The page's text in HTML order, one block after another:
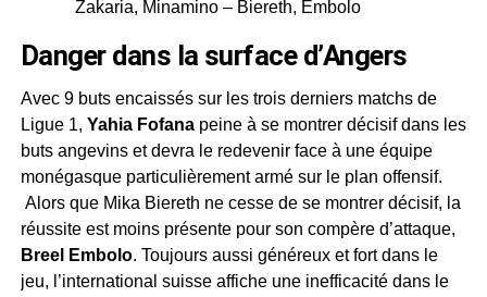
Zakaria, Minamino – Biereth, Embolo
Danger dans la surface d’Angers
Avec 9 buts encaissés sur les trois derniers matchs de
Ligue 1, Yahia Fofanapeine à se montrer décisif dans les
buts angevins et devra le redevenir face à une équipe
monégasque particulièrement armé sur le plan offensif.
Alors que Mika Biereth ne cesse de se montrer décisif, la
réussite est moins présente pour son compère d’attaque,
Breel Embolo. Toujours aussi généreux et fort dans le
jeu, l’international suisse affiche une inefficacité dans le